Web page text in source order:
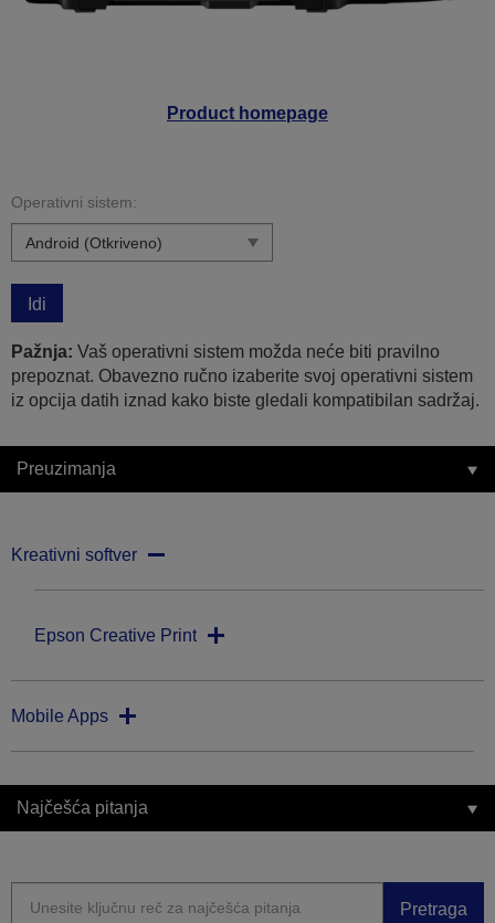
Product homepage
Operativni sistem:
Idi
Pažnja: Vaš operativni sistem možda neće biti pravilno
prepoznat. Obavezno ručno izaberite svoj operativni sistem
iz opcija datih iznad kako biste gledali kompatibilan sadržaj.
Preuzimanja
Kreativni softver
Epson Creative Print
Mobile Apps
Najčešća pitanja
Pretraga